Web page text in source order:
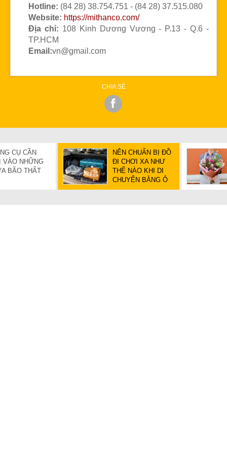
Hotline: (84 28) 38.754.751 - (84 28) 37.515.080
Website: https://mithanco.com/
Địa chỉ: 108 Kinh Dương Vương - P.13 - Q.6 -
TP.HCM
Email:vn@gmail.com
CHIA SẺ
CỤ CẦN
VÀO NHỮNG
BÃO THẤT
NÊN CHUẨN BỊ ĐỒ
ĐI CHƠI XA NHƯ
THẾ NÀO KHI DI
CHUYỂN BẰNG Ô
TÔ?